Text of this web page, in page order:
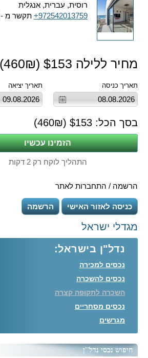
רוסית, עברית, אנגלית
+972542013759 תקשר מ - 09:00 ועד - 21:00
מחיר ללילה $ 153
(
460₪)
תאריך כניסה תאריך יציאה
בסך הכל: $ 153
(
460₪)
התהליך לוקח רק 2 דקות
הרשמה / התחברות לאתר
כניסה לאזור האישי הרשמה
מגדלי ישראל
נדל"ן בישראל:
נכסים למכירה
נכסים להשכרה
השכרה לתקופה קצרה
נכסים מסחריים
מגרשים
חיפוש נכסי נדל''ן